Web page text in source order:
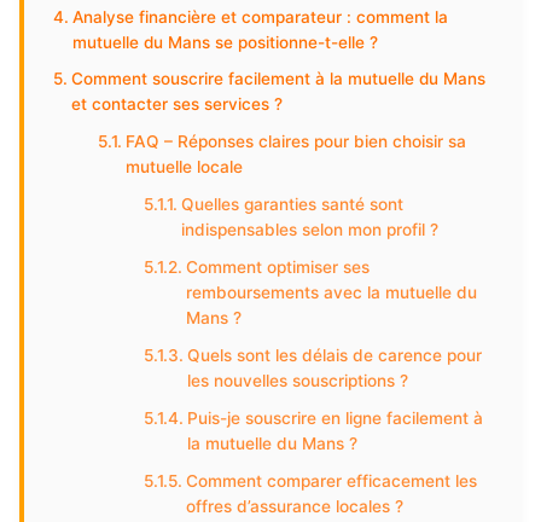
Analyse financière et comparateur : comment la
mutuelle du Mans se positionne-t-elle ?
Comment souscrire facilement à la mutuelle du Mans
et contacter ses services ?
FAQ – Réponses claires pour bien choisir sa
mutuelle locale
Quelles garanties santé sont
indispensables selon mon profil ?
Comment optimiser ses
remboursements avec la mutuelle du
Mans ?
Quels sont les délais de carence pour
les nouvelles souscriptions ?
Puis-je souscrire en ligne facilement à
la mutuelle du Mans ?
Comment comparer efficacement les
offres d’assurance locales ?